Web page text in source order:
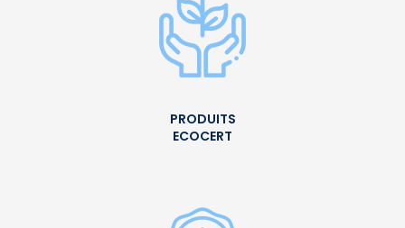
PRODUITS
ECOCERT